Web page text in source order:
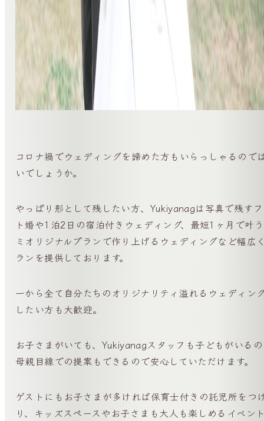
コロナ禍でウェディングを諦めた方もいらっしゃるので
いでしょうか。
やっぱり形として残したい方、Yukiyanagは写真で残す
ト婚や1泊2日の宿泊付きウェディング、最短1ヶ月で叶
ミオリジナルプランで作り上げるウェディングなど幅広
ランを提供しております。
一から全て自分たちのオリジナリティ溢れるウェディン
したい方も大歓迎。
お子さまがいても、Yukiyanagスタッフも子どもがいる
母親目線での提案もできるので安心していただけます。
ゲストにもお子さまが多ければ保育士付きの託児所をつ
り、キッズスペースやお子さまも大人も楽しめるイベン